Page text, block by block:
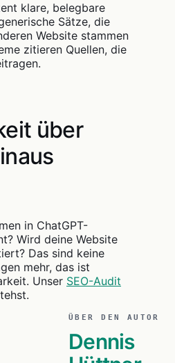
klare, belegbare
Sätze, die
Website stammen
zitieren Quellen, die
über
in ChatGPT-
Wird deine Website
Das sind keine
mehr, das ist
Unser SEO-Audit
ÜBER DEN AUTOR
Dennis